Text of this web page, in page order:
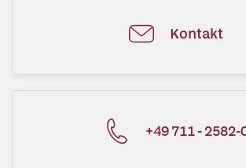
Kontakt
+49 711 - 2582-